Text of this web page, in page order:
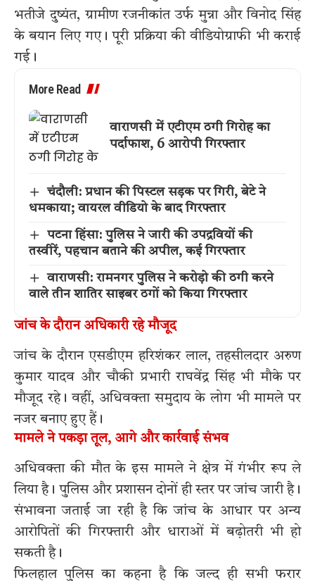
भतीजे दुष्यंत, ग्रामीण रजनीकांत उर्फ मुन्ना और विनोद सिंह
के बयान लिए गए। पूरी प्रक्रिया की वीडियोग्राफी भी कराई
गई।
More Read
वाराणसी में एटीएम ठगी गिरोह का
पर्दाफाश, 6 आरोपी गिरफ्तार
चंदौली: प्रधान की पिस्टल सड़क पर गिरी, बेटे ने
धमकाया; वायरल वीडियो के बाद गिरफ्तार
पटना हिंसा: पुलिस ने जारी की उपद्रवियों की
तस्वीरें, पहचान बताने की अपील, कई गिरफ्तार
वाराणसी: रामनगर पुलिस ने करोड़ो की ठगी करने
वाले तीन शातिर साइबर ठगों को किया गिरफ्तार
जांच के दौरान अधिकारी रहे मौजूद
जांच के दौरान एसडीएम हरिशंकर लाल, तहसीलदार अरुण
कुमार यादव और चौकी प्रभारी राघवेंद्र सिंह भी मौके पर
मौजूद रहे। वहीं, अधिवक्ता समुदाय के लोग भी मामले पर
नजर बनाए हुए हैं।
मामले ने पकड़ा तूल, आगे और कार्रवाई संभव
अधिवक्ता की मौत के इस मामले ने क्षेत्र में गंभीर रूप ले
लिया है। पुलिस और प्रशासन दोनों ही स्तर पर जांच जारी है।
संभावना जताई जा रही है कि जांच के आधार पर अन्य
आरोपितों की गिरफ्तारी और धाराओं में बढ़ोतरी भी हो
सकती है।
फिलहाल पुलिस का कहना है कि जल्द ही सभी फरार